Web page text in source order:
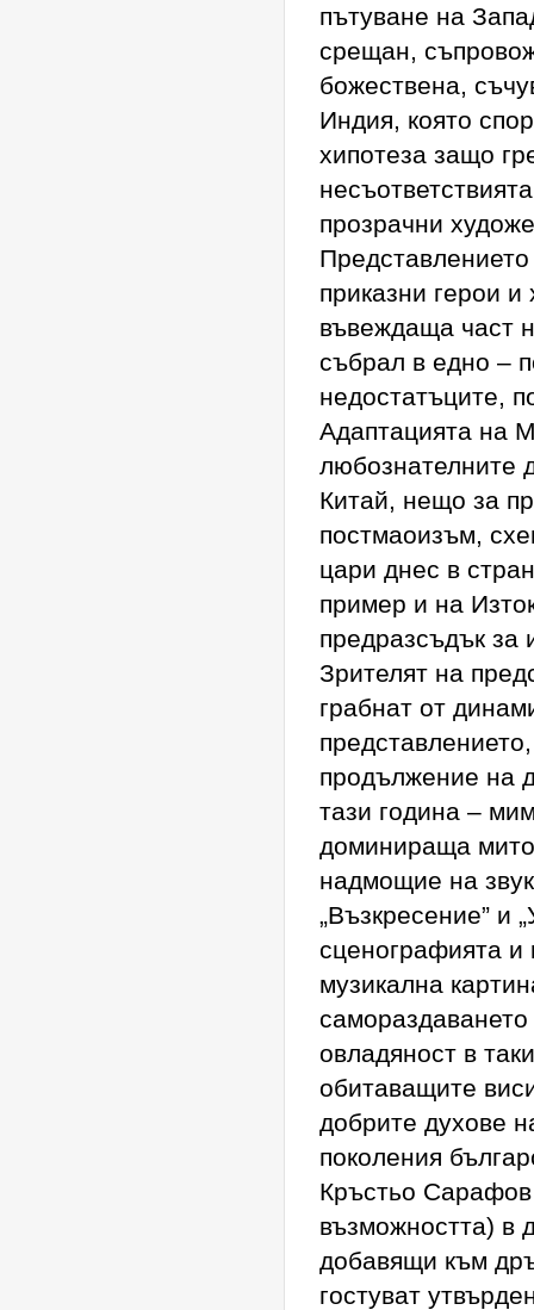
пътуване на
срещан,
божествена,
Индия, която
хипотеза защо
прозрачни
приказни герои
въвеждаща част
събрал в едно –
недостатъците,
Адаптацията на
любознателните
Китай, нещо за
постмаоизъм,
цари днес в
пример и на
предразсъдък за
Зрителят на
грабнат от
продължение на
тази година –
доминираща
надмощие на
„Възкресение” и
сценографията
музикална
овладяност в
обитаващите
добрите духове
поколения
Кръстьо Сарафов
възможността) в
добавящи към
гостуват